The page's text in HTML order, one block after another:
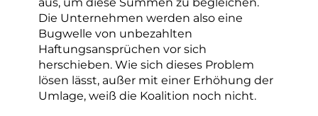
Die Unternehmen werden also eine
Bugwelle von unbezahlten
Haftungsansprüchen vor sich
herschieben. Wie sich dieses Problem
lösen lässt, außer mit einer Erhöhung der
Umlage, weiß die Koalition noch nicht.